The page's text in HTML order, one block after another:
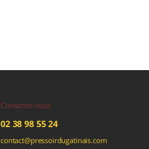
Contactez-nous
02 38 98 55 24
contact@pressoirdugatinais.com